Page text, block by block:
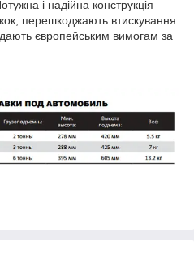
і надійна конструкція
перешкоджають втискування
європейським вимогам за